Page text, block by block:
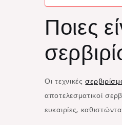
Ποιες
Οι τεχνικές
αποτελεσματικοί
ευκαιρίες,